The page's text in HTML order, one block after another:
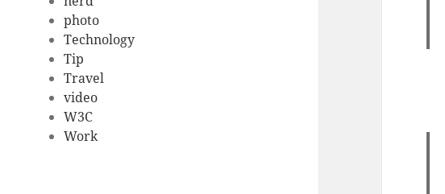
photo
Technology
Tip
Travel
video
W3C
Work